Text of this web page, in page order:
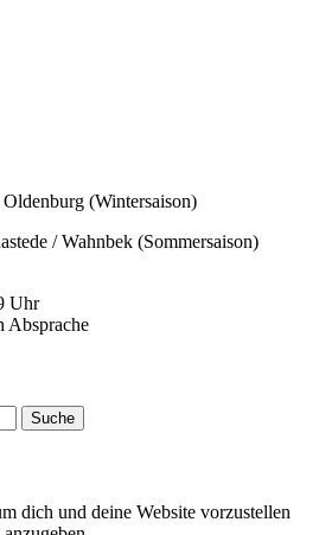
(Wintersaison)
/ Wahnbek (Sommersaison)
Uhr
Absprache
dich und deine Website vorzustellen